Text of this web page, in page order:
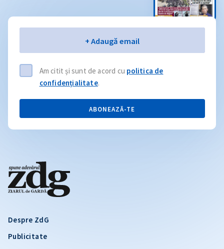
Despre ZdG
Publicitate
+ Adaugă email
Am citit și sunt de acord cu politica de
confidențialitate.
ABONEAZĂ-TE